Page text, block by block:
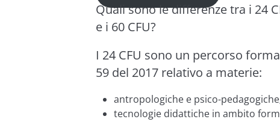
Quali sono le differenze tra i 24
e i 60 CFU?
I 24 CFU sono un percorso
59 del 2017 relativo a materie:
antropologiche e psico-
tecnologie didattiche in ambito